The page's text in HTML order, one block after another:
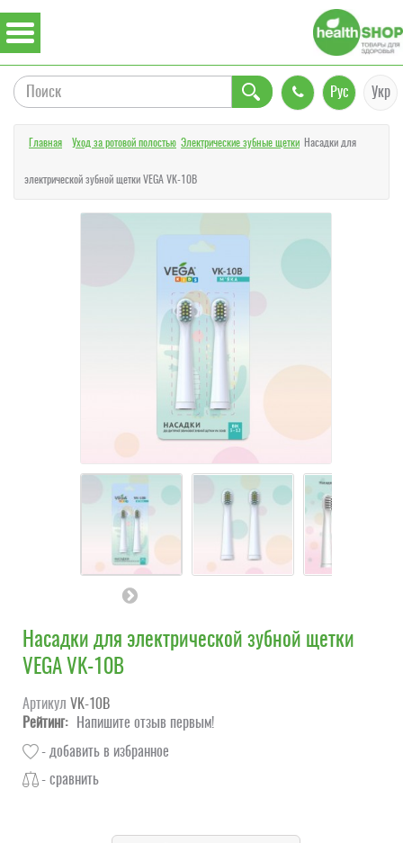
Рус Укр
Главная Уход за ротовой полостью Электрические зубные щетки Насадки для
электрической зубной щетки VEGA VK-10B
Насадки для электрической зубной щетки
VEGA VK-10B
Артикул VK-10B
Рейтинг:
Напишите отзыв первым!
- добавить в избранное
- сравнить